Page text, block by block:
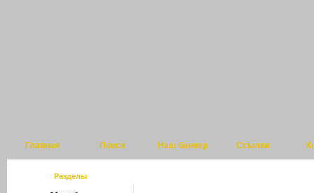
Главная Поиск Наш баннер Ссылки
Разделы